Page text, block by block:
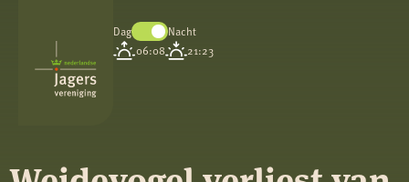
Koninklijke
Nederlandse
Jagersvereniging
Dag
Nacht
06:08
21:23